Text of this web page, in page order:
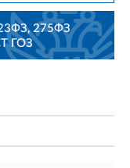
275ФЗ
ГОЗ